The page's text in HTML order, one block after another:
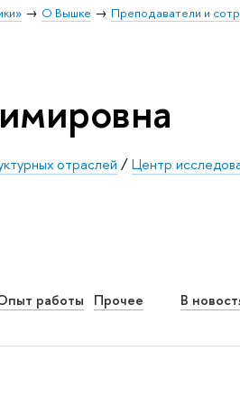
О Вышке Преподаватели и
отраслей /Центр
работы Прочее В